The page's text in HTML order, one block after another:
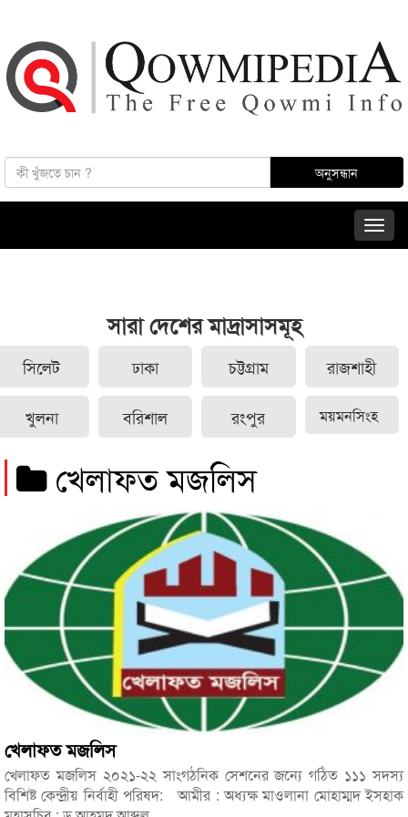
সারা দেশের মাদ্রাসাসমূহ
সিলেট ঢাকা চট্টগ্রাম রাজশাহী
খুলনা বরিশাল রংপুর ময়মনসিংহ
খেলাফত মজলিস
খেলাফত মজলিস
খেলাফত মজলিস ২০২১-২২ সাংগঠনিক সেশনের জন্যে গঠিত ১১১ সদস্য
বিশিষ্ট কেন্দ্রীয় নির্বাহী পরিষদ: আমীর : অধ্যক্ষ মাওলানা মোহাম্মদ ইসহাক